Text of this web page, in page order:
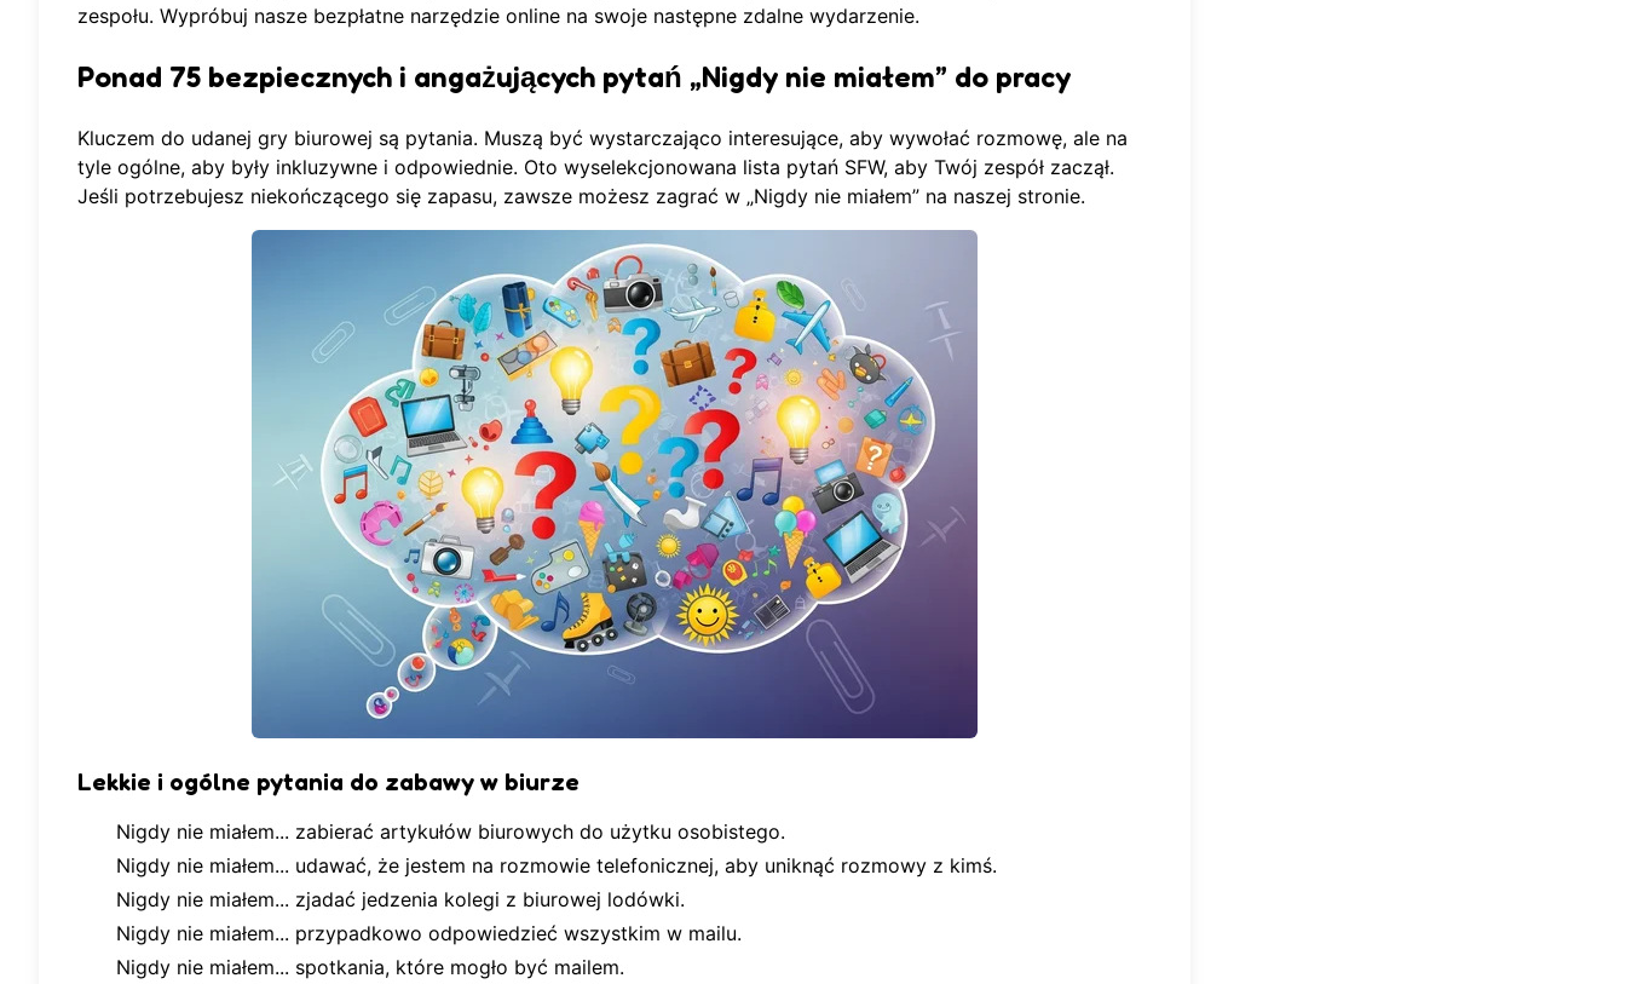
zespołu. Wypróbuj nasze bezpłatne narzędzie online na swoje następne zdalne wydarzenie.
Ponad 75 bezpiecznych i angażujących pytań „Nigdy nie miałem” do pracy
Kluczem do udanej gry biurowej są pytania. Muszą być wystarczająco interesujące, aby wywołać rozmowę, ale na
tyle ogólne, aby były inkluzywne i odpowiednie. Oto wyselekcjonowana lista pytań SFW, aby Twój zespół zaczął.
Jeśli potrzebujesz niekończącego się zapasu, zawsze możesz zagrać w „Nigdy nie miałem” na naszej stronie.
Lekkie i ogólne pytania do zabawy w biurze
Nigdy nie miałem... zabierać artykułów biurowych do użytku osobistego.
Nigdy nie miałem... udawać, że jestem na rozmowie telefonicznej, aby uniknąć rozmowy z kimś.
Nigdy nie miałem... zjadać jedzenia kolegi z biurowej lodówki.
Nigdy nie miałem... przypadkowo odpowiedzieć wszystkim w mailu.
Nigdy nie miałem... spotkania, które mogło być mailem.